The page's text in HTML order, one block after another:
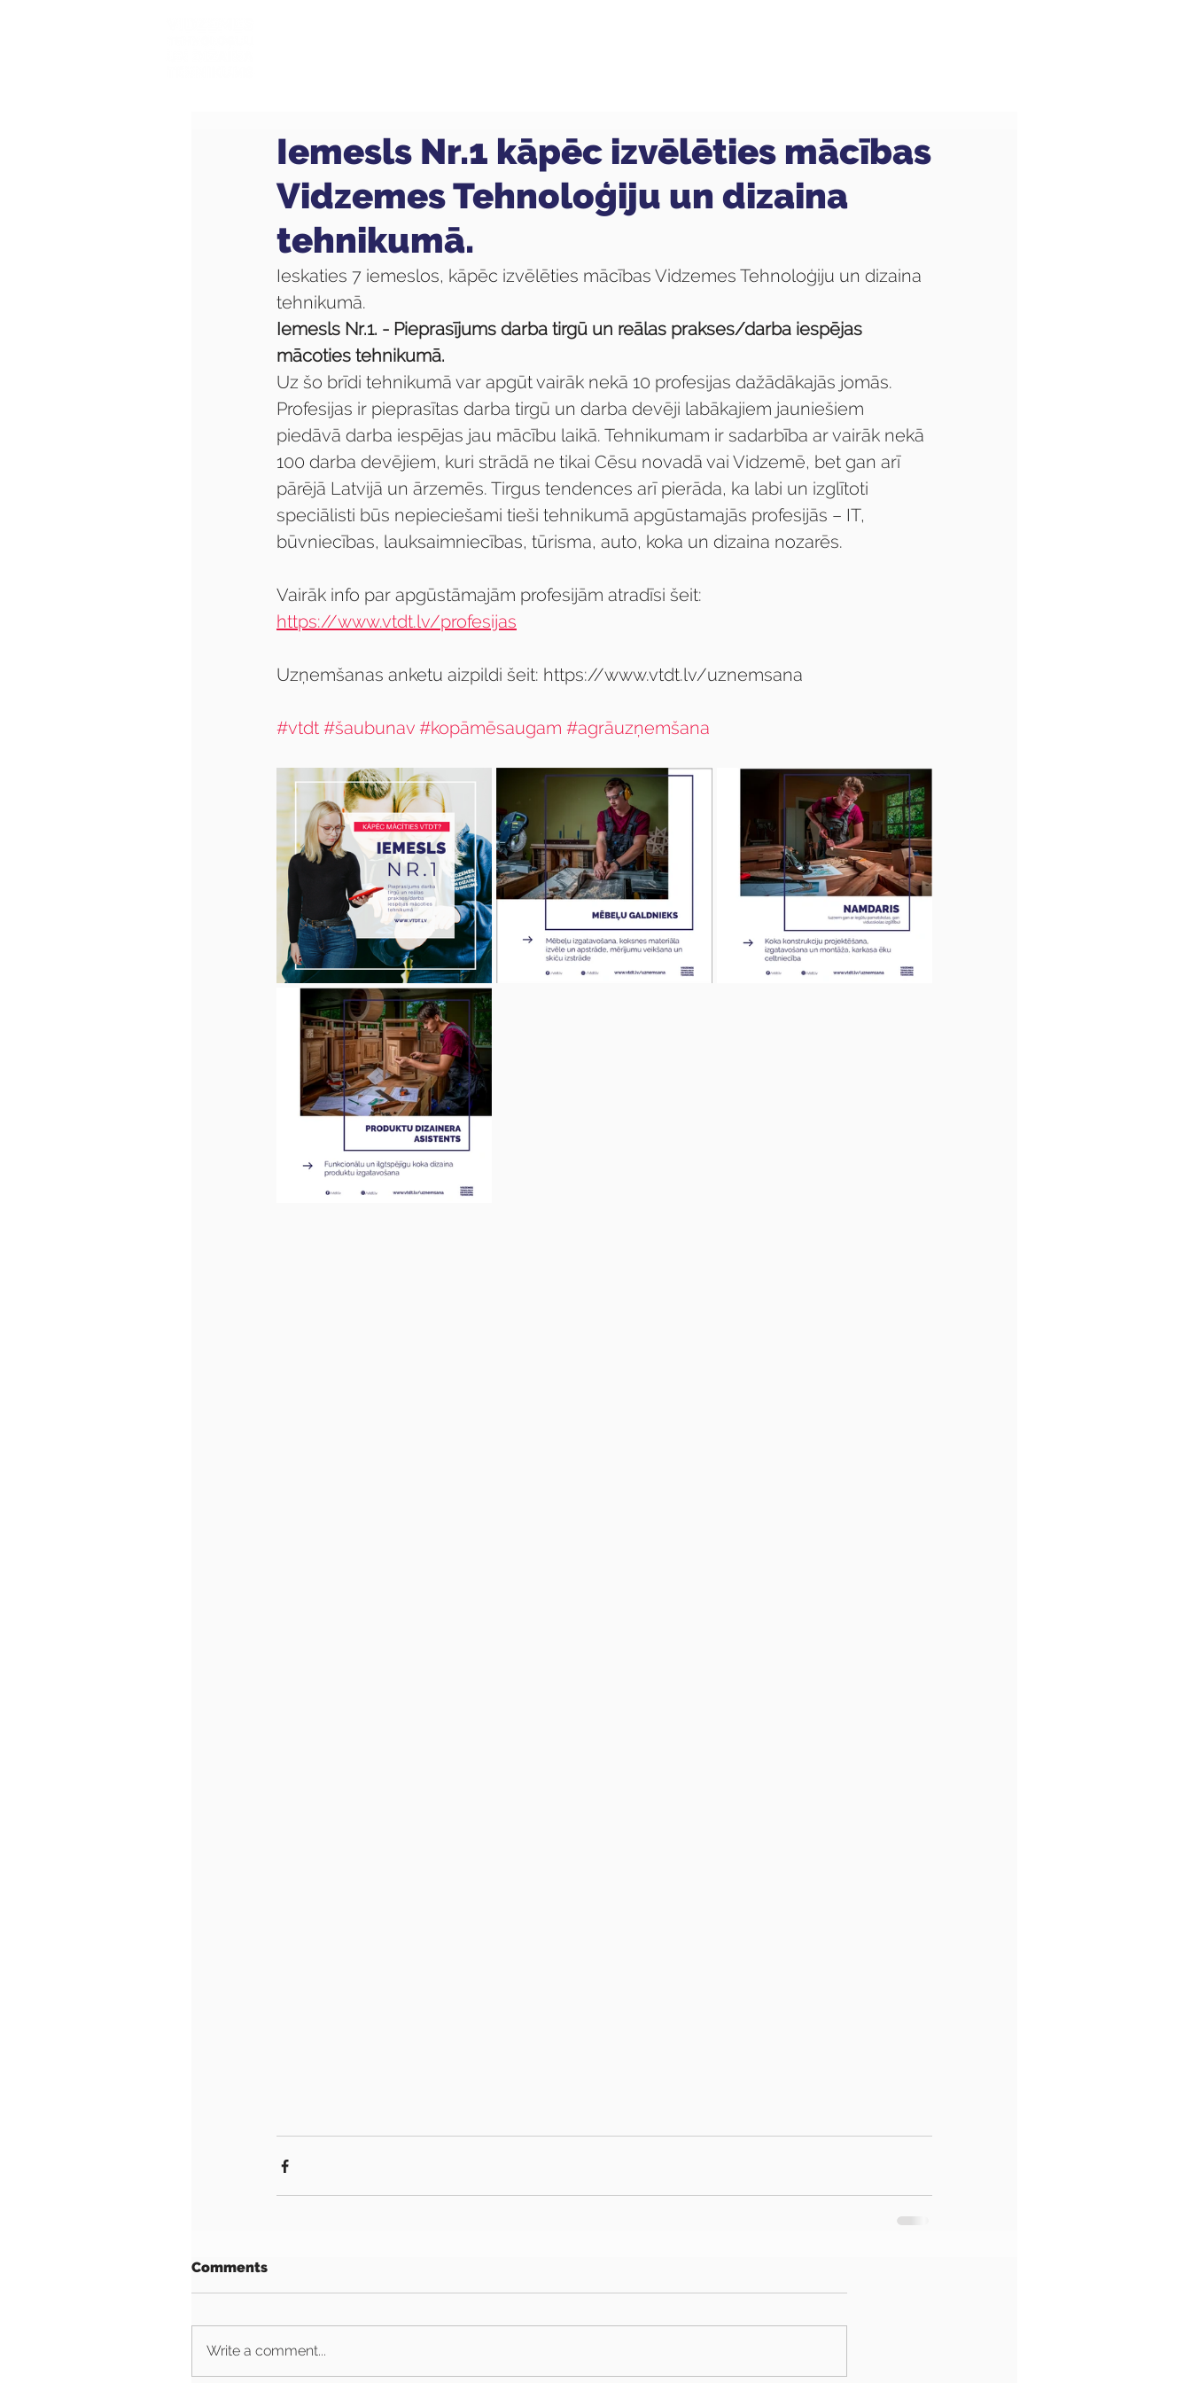
Iemesls Nr.1 kāpēc izvēlēties mācības
Vidzemes Tehnoloģiju un dizaina
tehnikumā.
Ieskaties 7 iemeslos, kāpēc izvēlēties mācības Vidzemes Tehnoloģiju un dizaina
tehnikumā.
Iemesls Nr.1. - Pieprasījums darba tirgū un reālas prakses/darba iespējas
mācoties tehnikumā.
Uz šo brīdi tehnikumā var apgūt vairāk nekā 10 profesijas dažādākajās jomās.
Profesijas ir pieprasītas darba tirgū un darba devēji labākajiem jauniešiem
piedāvā darba iespējas jau mācību laikā. Tehnikumam ir sadarbība ar vairāk nekā
100 darba devējiem, kuri strādā ne tikai Cēsu novadā vai Vidzemē, bet gan arī
pārējā Latvijā un ārzemēs. Tirgus tendences arī pierāda, ka labi un izglītoti
speciālisti būs nepieciešami tieši tehnikumā apgūstamajās profesijās – IT,
būvniecības, lauksaimniecības, tūrisma, auto, koka un dizaina nozarēs.
Vairāk info par apgūstāmajām profesijām atradīsi šeit:
https://www.vtdt.lv/profesijas
Uzņemšanas anketu aizpildi šeit: https://www.vtdt.lv/uznemsana
#vtdt #šaubunav #kopāmēsaugam #agrāuzņemšana
Comments
Write a comment...